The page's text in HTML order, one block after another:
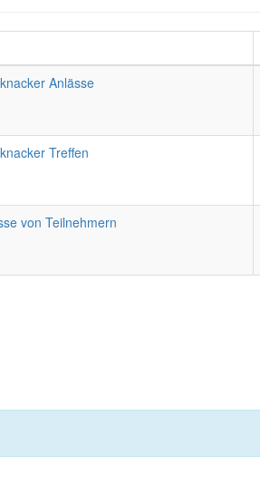
Anlässe
Treffen
von Teilnehmern